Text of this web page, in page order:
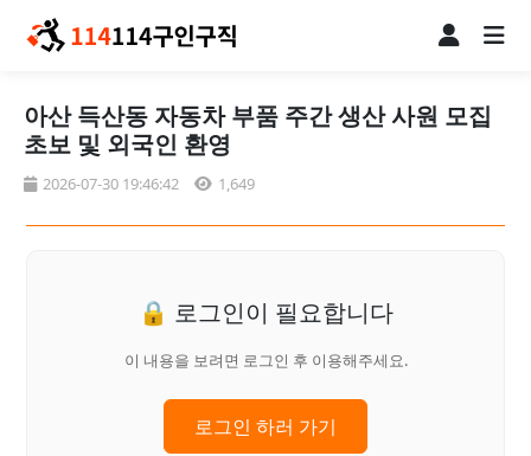
아산 득산동 자동차 부품 주간 생산 사원 모집
초보 및 외국인 환영
2026-07-30 19:46:42 1,649
🔒 로그인이 필요합니다
이 내용을 보려면 로그인 후 이용해주세요.
로그인 하러 가기